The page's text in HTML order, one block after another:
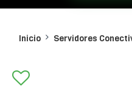
Inicio Servidores